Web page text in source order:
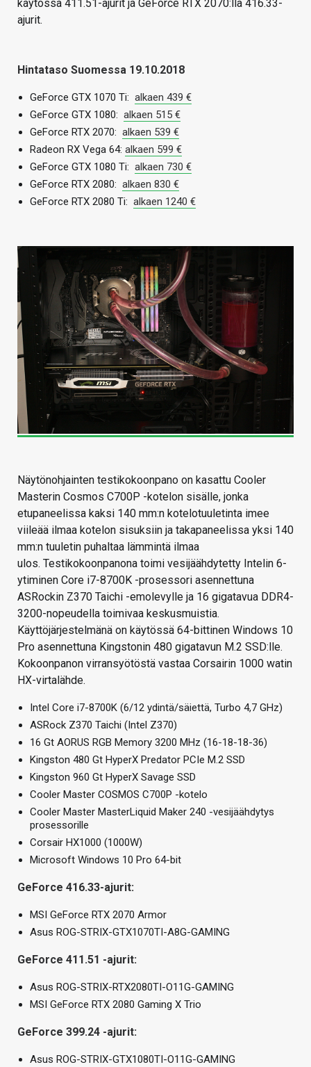
käytössä 411.51-ajurit ja GeForce RTX 2070:llä 416.33-
ajurit.
Hintataso Suomessa 19.10.2018
GeForce GTX 1070 Ti: alkaen 439 €
GeForce GTX 1080: alkaen 515 €
GeForce RTX 2070: alkaen 539 €
Radeon RX Vega 64: alkaen 599 €
GeForce GTX 1080 Ti: alkaen 730 €
GeForce RTX 2080: alkaen 830 €
GeForce RTX 2080 Ti: alkaen 1240 €
Näytönohjainten testikokoonpano on kasattu Cooler
Masterin Cosmos C700P -kotelon sisälle, jonka
etupaneelissa kaksi 140 mm:n kotelotuuletinta imee
viileää ilmaa kotelon sisuksiin ja takapaneelissa yksi 140
mm:n tuuletin puhaltaa lämmintä ilmaa
ulos. Testikokoonpanona toimi vesijäähdytetty Intelin 6-
ytiminen Core i7-8700K -prosessori asennettuna
ASRockin Z370 Taichi -emolevylle ja 16 gigatavua DDR4-
3200-nopeudella toimivaa keskusmuistia.
Käyttöjärjestelmänä on käytössä 64-bittinen Windows 10
Pro asennettuna Kingstonin 480 gigatavun M.2 SSD:lle.
Kokoonpanon virransyötöstä vastaa Corsairin 1000 watin
HX-virtalähde.
Intel Core i7-8700K (6/12 ydintä/säiettä, Turbo 4,7 GHz)
ASRock Z370 Taichi (Intel Z370)
16 Gt AORUS RGB Memory 3200 MHz (16-18-18-36)
Kingston 480 Gt HyperX Predator PCIe M.2 SSD
Kingston 960 Gt HyperX Savage SSD
Cooler Master COSMOS C700P -kotelo
Cooler Master MasterLiquid Maker 240 -vesijäähdytys
prosessorille
Corsair HX1000 (1000W)
Microsoft Windows 10 Pro 64-bit
GeForce 416.33-ajurit:
MSI GeForce RTX 2070 Armor
Asus ROG-STRIX-GTX1070TI-A8G-GAMING
GeForce 411.51 -ajurit:
Asus ROG-STRIX-RTX2080TI-O11G-GAMING
MSI GeForce RTX 2080 Gaming X Trio
GeForce 399.24 -ajurit:
Asus ROG-STRIX-GTX1080TI-O11G-GAMING